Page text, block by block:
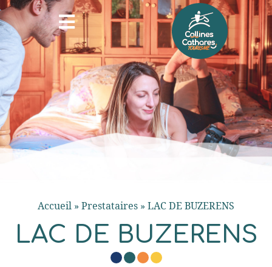
Accueil » Prestataires » LAC DE BUZERENS
LAC DE BUZERENS